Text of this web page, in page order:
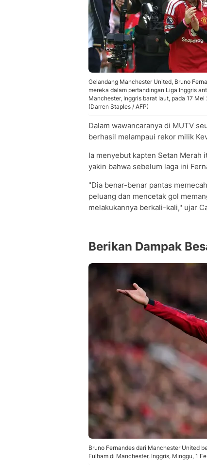
Gelandang Manchester United, Bruno
mereka dalam pertandingan Liga Inggris
Manchester, Inggris barat laut, pada 17
(Darren Staples / AFP)
Dalam wawancaranya di MUTV
berhasil melampaui rekor milik
Ia menyebut kapten Setan Merah
yakin bahwa sebelum laga ini
"Dia benar-benar pantas
peluang dan mencetak gol
melakukannya berkali-kali," ujar
Berikan Dampak
Bruno Fernandes dari Manchester United
Fulham di Manchester, Inggris, Minggu, 1